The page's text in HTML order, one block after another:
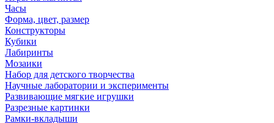
Часы
Форма, цвет, размер
Конструкторы
Кубики
Лабиринты
Мозаики
Набор для детского творчества
Научные лаборатории и эксперименты
Развивающие мягкие игрушки
Разрезные картинки
Рамки-вкладыши